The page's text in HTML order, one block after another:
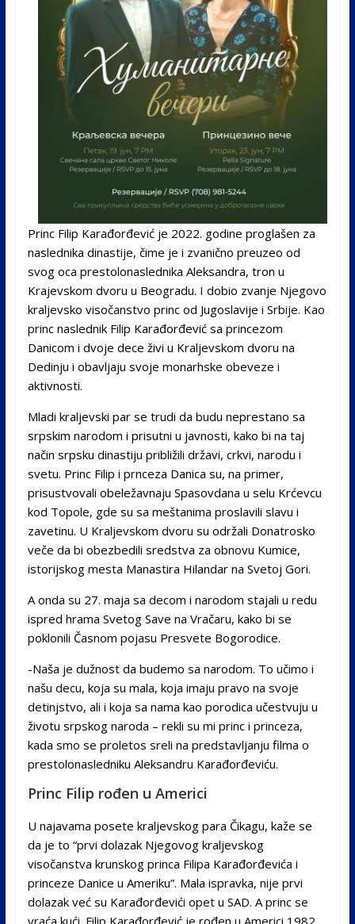
Princ Filip Karađorđević je 2022. godine proglašen za
naslednika dinastije, čime je i zvanično preuzeo od
svog oca prestolonaslednika Aleksandra, tron u
Krajevskom dvoru u Beogradu. I dobio zvanje Njegovo
kraljevsko visočanstvo princ od Jugoslavije i Srbije. Kao
princ naslednik Filip Karađorđević sa princezom
Danicom i dvoje dece živi u Kraljevskom dvoru na
Dedinju i obavljaju svoje monarhske obeveze i
aktivnosti.
Mladi kraljevski par se trudi da budu neprestano sa
srpskim narodom i prisutni u javnosti, kako bi na taj
način srpsku dinastiju približili državi, crkvi, narodu i
svetu. Princ Filip i prnceza Danica su, na primer,
prisustvovali obeležavnaju Spasovdana u selu Krćevcu
kod Topole, gde su sa meštanima proslavili slavu i
zavetinu. U Kraljevskom dvoru su održali Donatrosko
veče da bi obezbedili sredstva za obnovu Kumice,
istorijskog mesta Manastira Hilandar na Svetoj Gori.
A onda su 27. maja sa decom i narodom stajali u redu
ispred hrama Svetog Save na Vračaru, kako bi se
poklonili Časnom pojasu Presvete Bogorodice.
-Naša je dužnost da budemo sa narodom. To učimo i
našu decu, koja su mala, koja imaju pravo na svoje
detinjstvo, ali i koja sa nama kao porodica učestvuju u
životu srpskog naroda – rekli su mi princ i princeza,
kada smo se proletos sreli na predstavljanju filma o
prestolonasledniku Aleksandru Karađorđeviću.
Princ Filip rođen u Americi
U najavama posete kraljevskog para Čikagu, kaže se
da je to “prvi dolazak Njegovog kraljevskog
visočanstva krunskog princa Filipa Karađorđevića i
princeze Danice u Ameriku”. Mala ispravka, nije prvi
dolazak već su Karađorđevići opet u SAD. A princ se
vraća kući. Filip Karađorđević je rođen u Americi 1982.